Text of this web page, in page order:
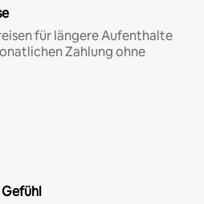
für längere Aufenthalte
Zahlung ohne